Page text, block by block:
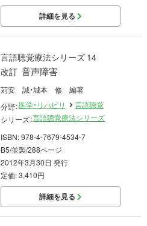
詳細を見る
言語聴覚療法シリーズ 14
改訂 音声障害
苅安 誠・城本 修 編著
分野：医学・リハビリ
言語聴覚
シリーズ：言語聴覚療法シリーズ
ISBN: 978-4-7679-4534-7
B5/並製/288ページ
2012年3月30日 発行
定価: 3,410円
詳細を見る